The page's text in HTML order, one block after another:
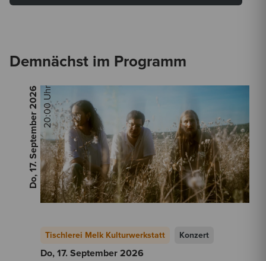
Demnächst im Programm
Do, 17. September
2026 20:00 Uhr
Tischlerei Melk Kulturwerkstatt Konzert
Do, 17. September 2026